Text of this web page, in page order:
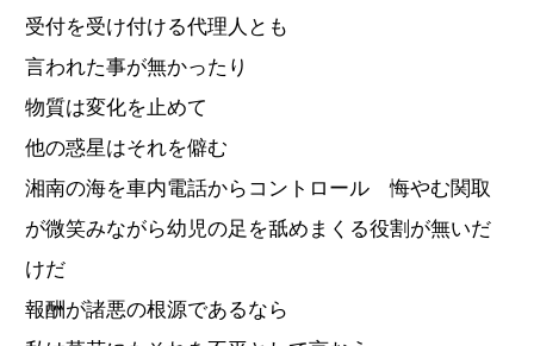
受付を受け付ける代理人とも
言われた事が無かったり
物質は変化を止めて
他の惑星はそれを僻む
湘南の海を車内電話からコントロール 悔やむ関取
が微笑みながら幼児の足を舐めまくる役割が無いだ
けだ
報酬が諸悪の根源であるなら